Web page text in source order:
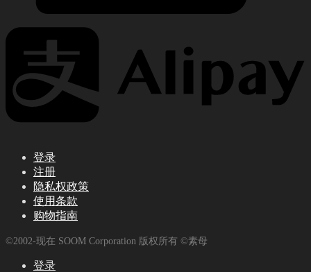
登录
注册
隐私权政策
使用条款
购物指南
©2002-现在 SOOM Corporation 版权所有 ©素母
登录